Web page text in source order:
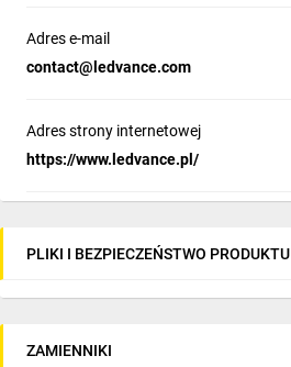
Adres e-mail
contact@ledvance.com
Adres strony internetowej
https://www.ledvance.pl/
PLIKI I BEZPIECZEŃSTWO PRODUKTU
ZAMIENNIKI